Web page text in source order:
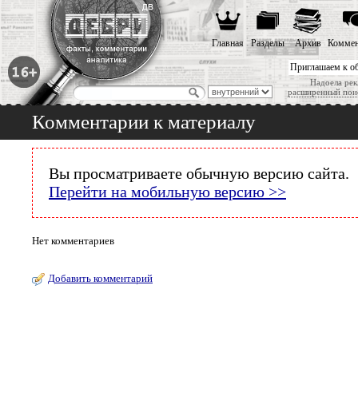
Приглашаем к
Надоела
расширенный
Главная Разделы Архив
Комментарии к материалу
Вы просматриваете обычную версию сайта.
Перейти на мобильную версию >>
Нет комментариев
Добавить комментарий